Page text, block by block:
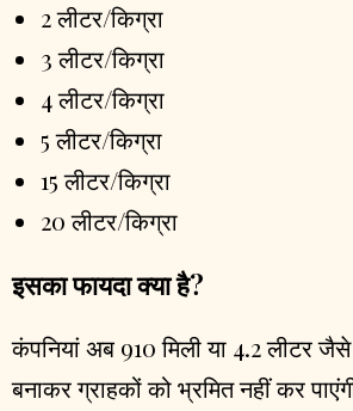
2 लीटर/किग्रा
3 लीटर/किग्रा
4 लीटर/किग्रा
5 लीटर/किग्रा
15 लीटर/किग्रा
20 लीटर/किग्रा
इसका फायदा क्या है?
कंपनियां अब 910 मिली या 4.2 लीटर
बनाकर ग्राहकों को भ्रमित नहीं कर